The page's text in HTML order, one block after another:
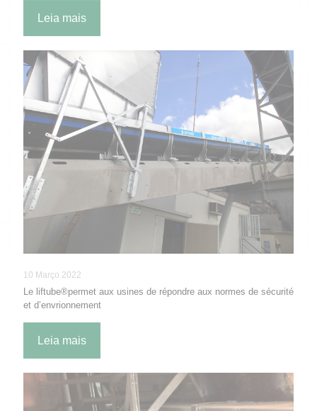
Leia mais
10 Março 2022
Le liftube®permet aux usines de répondre aux normes de sécurité
et d’envrionnement
Leia mais